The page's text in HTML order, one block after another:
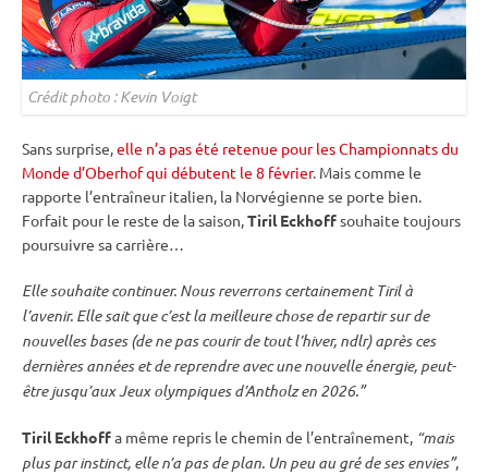
Crédit photo : Kevin Voigt
Sans surprise,elle n’a pas été retenue pour les Championnats du
Monde d’Oberhof qui débutent le 8 février. Mais comme le
rapporte l’entraîneur italien, la Norvégienne se porte bien.
Forfait pour le reste de la saison,Tiril Eckhoffsouhaite toujours
poursuivre sa carrière…
Elle souhaite continuer. Nous reverrons certainement Tiril à
l’avenir. Elle sait que c’est la meilleure chose de repartir sur de
nouvelles bases (de ne pas courir de tout l’hiver, ndlr) après ces
dernières années et de reprendre avec une nouvelle énergie, peut-
être jusqu’auxJeux olympiquesd’Antholz en 2026.”
Tiril Eckhoffa même repris le chemin de l’entraînement, “mais
plus par instinct, elle n’a pas de plan. Un peu au gré de ses envies”,